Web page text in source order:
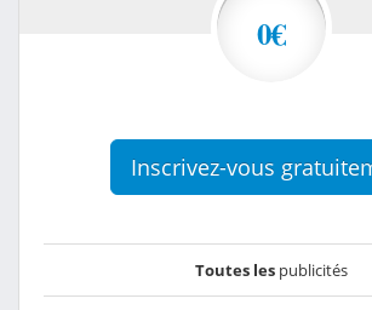
0€
Inscrivez-vous
Toutes les publicités